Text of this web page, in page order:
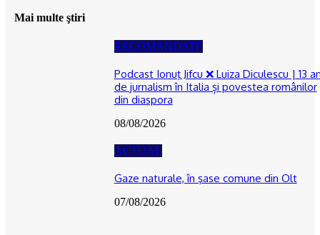
Mai multe ştiri
RECOMANDATE
Podcast Ionuţ Jifcu ❌ Luiza Diculescu | 13
de jurnalism în Italia și povestea românilor
din diaspora
08/08/2026
ACTUAL
Gaze naturale, în şase comune din Olt
07/08/2026